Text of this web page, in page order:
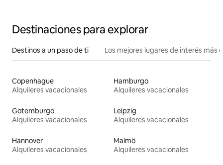
Destinaciones para explorar
Destinos a un paso de ti Los mejores lugares de interés más
Copenhague
Alquileres vacacionales
Hamburgo
Alquileres vacacionales
Gotemburgo
Alquileres vacacionales
Leipzig
Alquileres vacacionales
Hannover
Alquileres vacacionales
Malmö
Alquileres vacacionales